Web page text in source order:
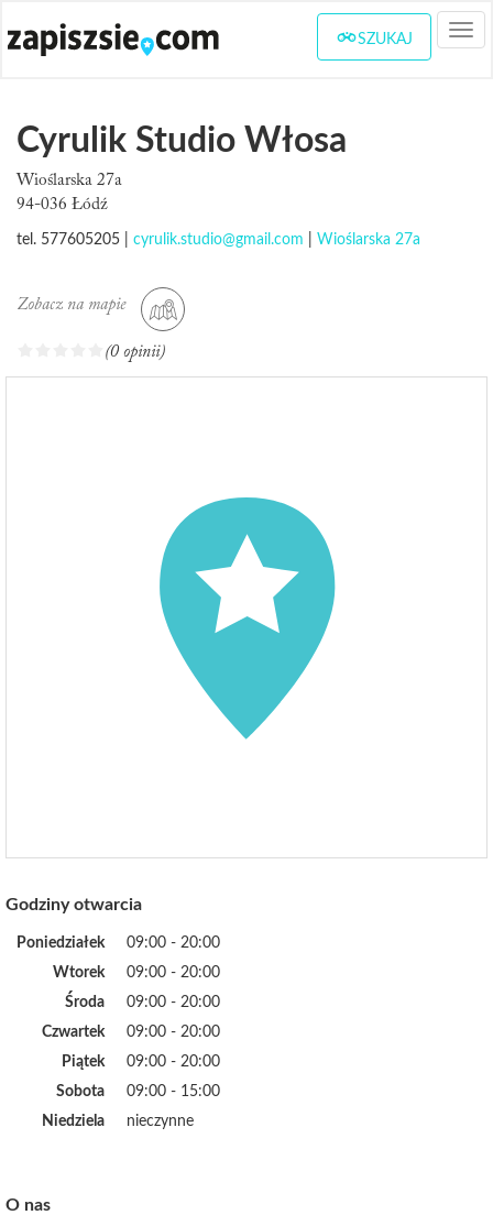
SZUKAJ
Cyrulik Studio Włosa
Wioślarska 27a
94-036 Łódź
tel. 577605205 | cyrulik.studio@gmail.com Wioślarska 27a
Zobacz na mapie
(0 opinii)
Godziny otwarcia
Poniedziałek
09:00 - 20:00
Wtorek
09:00 - 20:00
Środa
09:00 - 20:00
Czwartek
09:00 - 20:00
Piątek
09:00 - 20:00
Sobota
09:00 - 15:00
Niedziela
nieczynne
O nas